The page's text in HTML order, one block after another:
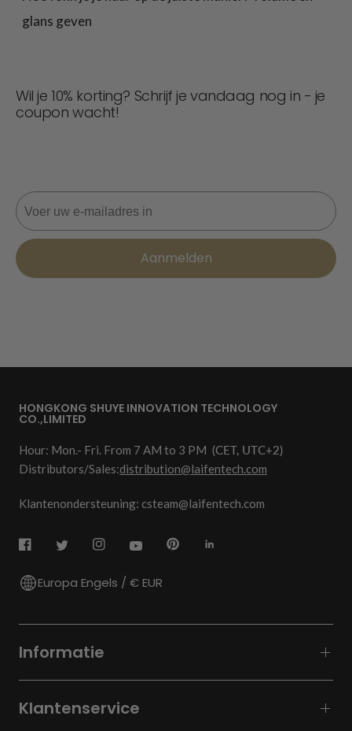
glans geven
Wil je 10% korting? Schrijf je vandaag nog in - je
coupon wacht!
E-mail
Aanmelden
HONGKONG SHUYE INNOVATION TECHNOLOGY
CO.,LIMITED
Hour: Mon.- Fri. From 7 AM to 3 PM (CET, UTC+2)
Distributors/Sales:distribution@laifentech.com
Klantenondersteuning: csteam@laifentech.com
Europa Engels / € EUR
Informatie
Klantenservice